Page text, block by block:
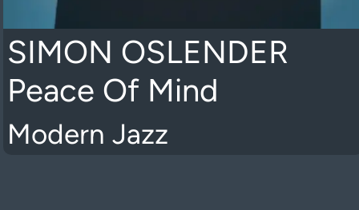
SIMON OSLENDER
Peace Of Mind
Modern Jazz